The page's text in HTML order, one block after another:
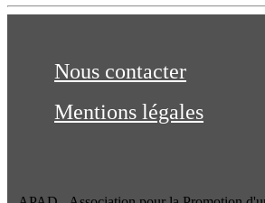
Nous contacter
Mentions légales